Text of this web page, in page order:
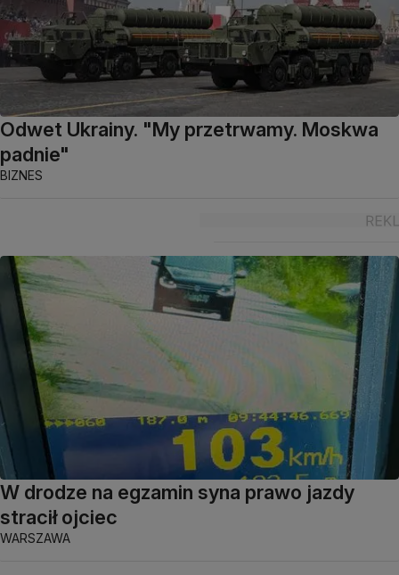
Odwet Ukrainy. "My przetrwamy. Moskwa
padnie"
BIZNES
W drodze na egzamin syna prawo jazdy
stracił ojciec
WARSZAWA